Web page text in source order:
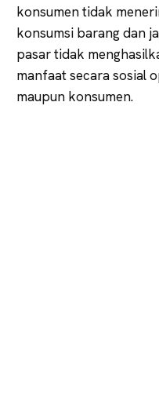
konsumen tidak
konsumsi barang dan
pasar tidak
manfaat secara sosial
maupun konsumen.